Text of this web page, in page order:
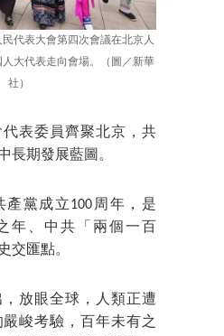
代表大會第四次會議在北京人
大代表走向會場。（圖／新華
社）
代表委員齊聚北京，共
長期發展藍圖。
產黨成立100周年，是
年、中共「兩個一百
交匯點。
放眼全球，人類正遭
峻考驗，百年未有之